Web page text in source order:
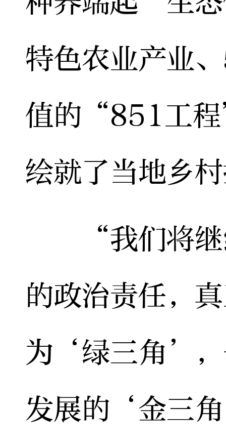
特色农业产业
值的“851工程
绘就了当地乡
“我们将继
的政治责任，
为‘绿三角’，
发展的‘金三